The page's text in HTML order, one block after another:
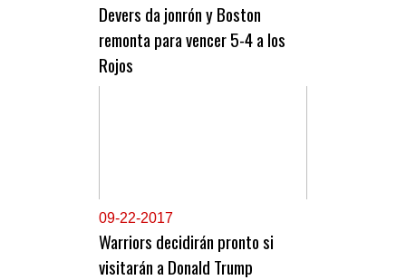
Devers da jonrón y Boston
remonta para vencer 5-4 a los
Rojos
09-22-2017
Warriors decidirán pronto si
visitarán a Donald Trump